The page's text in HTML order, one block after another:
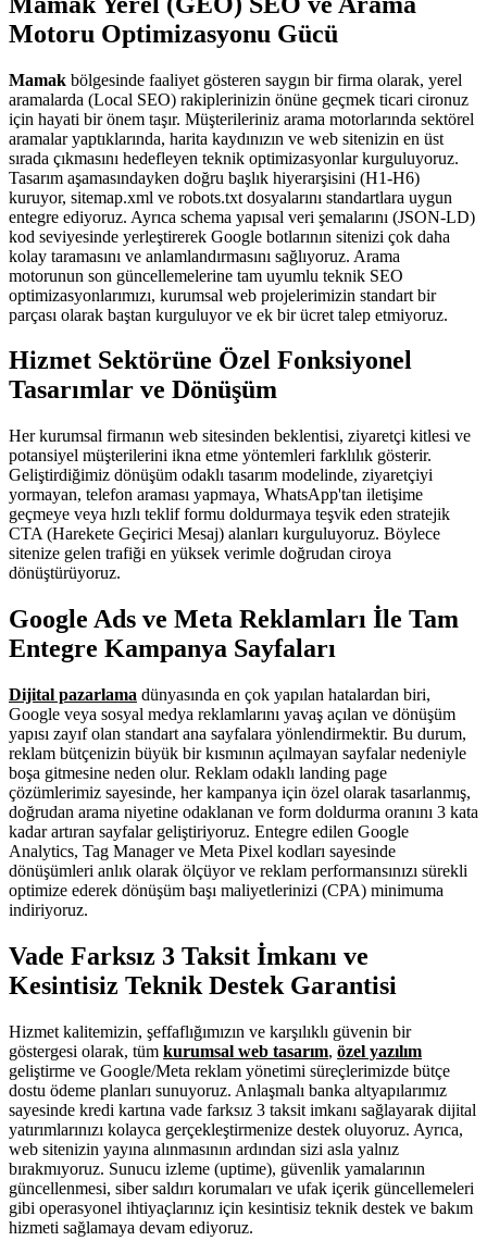
Motoru Optimizasyonu Gücü
Mamak bölgesinde faaliyet gösteren saygın bir firma olarak, yerel
aramalarda (Local SEO) rakiplerinizin önüne geçmek ticari cironuz
için hayati bir önem taşır. Müşterileriniz arama motorlarında sektörel
aramalar yaptıklarında, harita kaydınızın ve web sitenizin en üst
sırada çıkmasını hedefleyen teknik optimizasyonlar kurguluyoruz.
Tasarım aşamasındayken doğru başlık hiyerarşisini (H1-H6)
kuruyor, sitemap.xml ve robots.txt dosyalarını standartlara uygun
entegre ediyoruz. Ayrıca schema yapısal veri şemalarını (JSON-LD)
kod seviyesinde yerleştirerek Google botlarının sitenizi çok daha
kolay taramasını ve anlamlandırmasını sağlıyoruz. Arama
motorunun son güncellemelerine tam uyumlu teknik SEO
optimizasyonlarımızı, kurumsal web projelerimizin standart bir
parçası olarak baştan kurguluyor ve ek bir ücret talep etmiyoruz.
Hizmet Sektörüne Özel Fonksiyonel
Tasarımlar ve Dönüşüm
Her kurumsal firmanın web sitesinden beklentisi, ziyaretçi kitlesi ve
potansiyel müşterilerini ikna etme yöntemleri farklılık gösterir.
Geliştirdiğimiz dönüşüm odaklı tasarım modelinde, ziyaretçiyi
yormayan, telefon araması yapmaya, WhatsApp'tan iletişime
geçmeye veya hızlı teklif formu doldurmaya teşvik eden stratejik
CTA (Harekete Geçirici Mesaj) alanları kurguluyoruz. Böylece
sitenize gelen trafiği en yüksek verimle doğrudan ciroya
dönüştürüyoruz.
Google Ads ve Meta Reklamları İle Tam
Entegre Kampanya Sayfaları
Dijital pazarlama dünyasında en çok yapılan hatalardan biri,
Google veya sosyal medya reklamlarını yavaş açılan ve dönüşüm
yapısı zayıf olan standart ana sayfalara yönlendirmektir. Bu durum,
reklam bütçenizin büyük bir kısmının açılmayan sayfalar nedeniyle
boşa gitmesine neden olur. Reklam odaklı landing page
çözümlerimiz sayesinde, her kampanya için özel olarak tasarlanmış,
doğrudan arama niyetine odaklanan ve form doldurma oranını 3 kata
kadar artıran sayfalar geliştiriyoruz. Entegre edilen Google
Analytics, Tag Manager ve Meta Pixel kodları sayesinde
dönüşümleri anlık olarak ölçüyor ve reklam performansınızı sürekli
optimize ederek dönüşüm başı maliyetlerinizi (CPA) minimuma
indiriyoruz.
Vade Farksız 3 Taksit İmkanı ve
Kesintisiz Teknik Destek Garantisi
Hizmet kalitemizin, şeffaflığımızın ve karşılıklı güvenin bir
göstergesi olarak, tüm kurumsal web tasarım, özel yazılım
geliştirme ve Google/Meta reklam yönetimi süreçlerimizde bütçe
dostu ödeme planları sunuyoruz. Anlaşmalı banka altyapılarımız
sayesinde kredi kartına vade farksız 3 taksit imkanı sağlayarak dijital
yatırımlarınızı kolayca gerçekleştirmenize destek oluyoruz. Ayrıca,
web sitenizin yayına alınmasının ardından sizi asla yalnız
bırakmıyoruz. Sunucu izleme (uptime), güvenlik yamalarının
güncellenmesi, siber saldırı korumaları ve ufak içerik güncellemeleri
gibi operasyonel ihtiyaçlarınız için kesintisiz teknik destek ve bakım
hizmeti sağlamaya devam ediyoruz.